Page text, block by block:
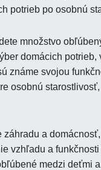
potrieb po osobnú
množstvo
domácich
známe svojou
osobnú
a
vzhľadu a
medzi deťmi